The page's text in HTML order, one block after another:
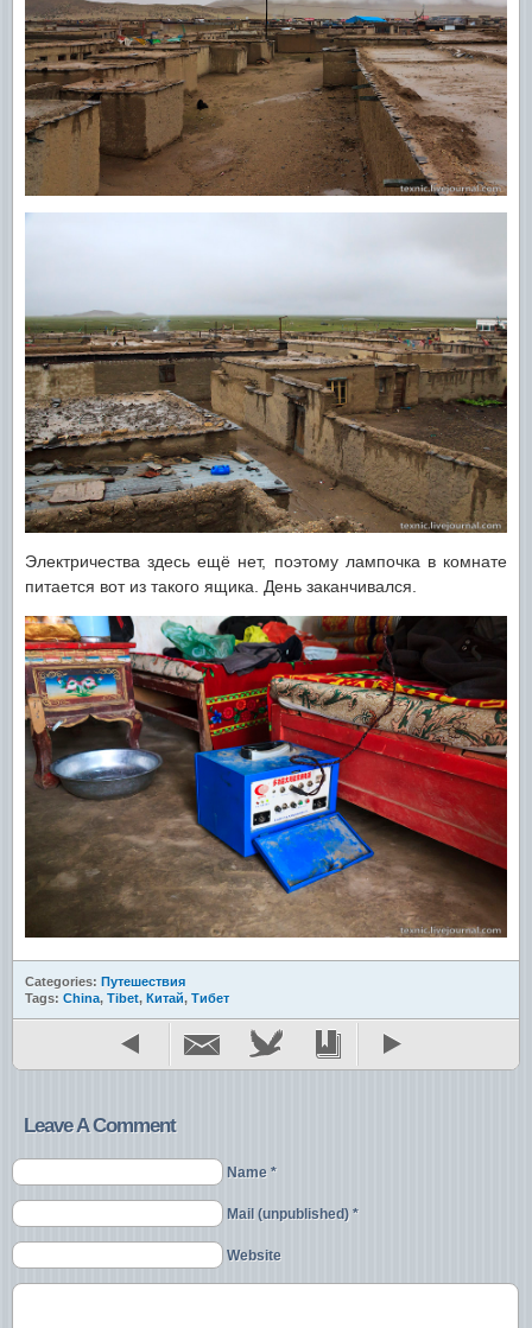
Электричества здесь ещё нет, поэтому лампочка в комнате
питается вот из такого ящика. День заканчивался.
Categories: Путешествия
Tags: China, Tibet, Китай, Тибет
Leave A Comment
Name *
Mail (unpublished) *
Website